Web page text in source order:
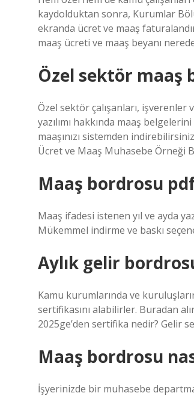
kaydolduktan sonra, Kurumlar
ekranda ücret ve maaş
maaş ücreti ve maaş beyanı
Özel sektör maaş
Özel sektör çalışanları,
yazılımı hakkında maaş
maaşınızı sistemden
Ücret ve Maaş Muhasebe Örneği
Maaş bordrosu
Maaş ifadesi istenen yıl ve ayda
Mükemmel indirme ve baskı
Aylık gelir
Kamu kurumlarında ve
sertifikasını alabilirler. Buradan
2025ge’den sertifika nedir? Gelir
Maaş bordrosu
İşyerinizde bir muhasebe